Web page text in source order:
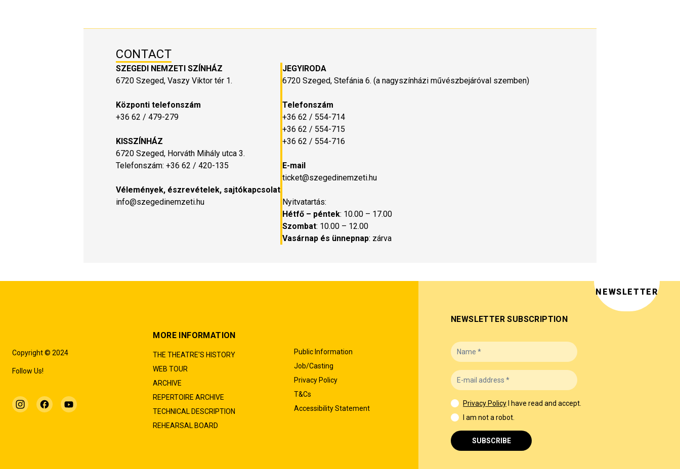
CONTACT
SZEGEDI NEMZETI SZÍNHÁZ
6720 Szeged, Vaszy Viktor tér 1.
Központi telefonszám
+36 62 / 479-279
KISSZÍNHÁZ
6720 Szeged, Horváth Mihály utca 3.
Telefonszám: +36 62 / 420-135
Vélemények, észrevételek, sajtókapcsolat
info@szegedinemzeti.hu
JEGYIRODA
6720 Szeged, Stefánia 6. (a nagyszínházi művészbejáróval szemben)
Telefonszám
+36 62 / 554-714
+36 62 / 554-715
+36 62 / 554-716
E-mail
ticket@szegedinemzeti.hu
Nyitvatartás:
Hétfő – péntek: 10.00 – 17.00
Szombat: 10.00 – 12.00
Vasárnap és ünnepnap: zárva
Copyright © 2024
Follow Us!
MORE INFORMATION
THE THEATRE'S HISTORY
WEB TOUR
ARCHIVE
REPERTOIRE ARCHIVE
TECHNICAL DESCRIPTION
REHEARSAL BOARD
Public Information
Job/Casting
Privacy Policy
T&Cs
Accessibility Statement
NEWSLETTER
NEWSLETTER SUBSCRIPTION
Privacy Policy
I have read and accept.
I am not a robot.
SUBSCRIBE